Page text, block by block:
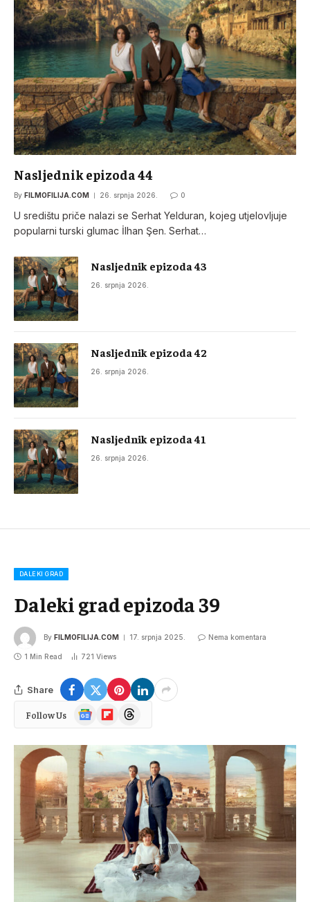
Nasljednik epizoda 44
By FILMOFILIJA.COM 26. srpnja 2026. 0
U središtu priče nalazi se Serhat Yelduran, kojeg utjelovljuje
popularni turski glumac İlhan Şen. Serhat…
Nasljednik epizoda 43
26. srpnja 2026.
Nasljednik epizoda 42
26. srpnja 2026.
Nasljednik epizoda 41
26. srpnja 2026.
DALEKI GRAD
Daleki grad epizoda 39
By FILMOFILIJA.COM 17. srpnja 2025. Nema komentara
1 Min Read 721 Views
Share
Follow Us
Google
News
FlipboardThreads